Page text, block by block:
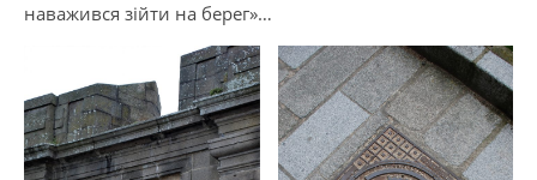
наважився зійти на берег»…